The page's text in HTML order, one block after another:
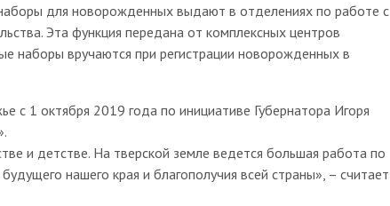
для новорожденных выдают в отделениях по работе с
Эта функция передана от комплексных центров
наборы вручаются при регистрации новорожденных в
с 1 октября 2019 года по инициативе Губернатора Игоря
и детстве. На тверской земле ведется большая работа по
нашего края и благополучия всей страны», – считает